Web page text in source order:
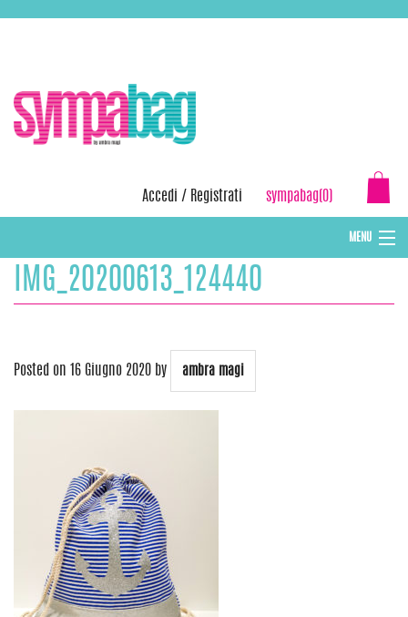
Accedi / Registrati sympabag(0)
MENU
CAPPELLI INVERNALI DONNA
IMG_20200613_124440
Posted on 16 Giugno 2020 by ambra magi